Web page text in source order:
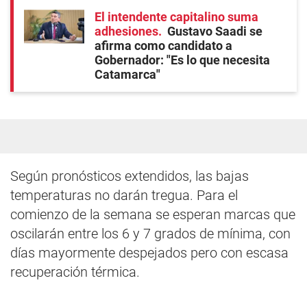
El intendente capitalino suma
adhesiones
Gustavo Saadi se
afirma como candidato a
Gobernador: "Es lo que necesita
Catamarca"
Según pronósticos extendidos, las bajas
temperaturas no darán tregua. Para el
comienzo de la semana se esperan marcas que
oscilarán entre los 6 y 7 grados de mínima, con
días mayormente despejados pero con escasa
recuperación térmica.